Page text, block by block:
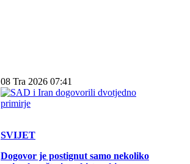
08 Tra 2026 07:41
SVIJET
Dogovor je postignut samo nekoliko